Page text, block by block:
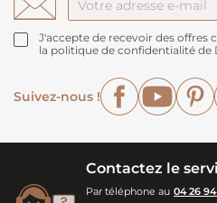
J'accepte de recevoir des
la politique de confidentialité de
Suivez-nous !
Facebook
Contactez le
Par téléphone au 04 26